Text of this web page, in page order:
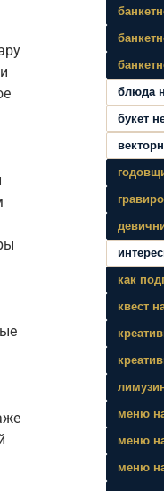
блюда
букет
как
квест
меню
меню
меню